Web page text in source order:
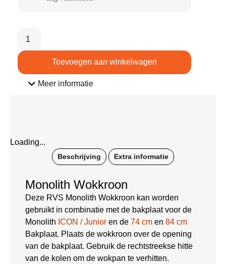
Toevoegen aan winkelwagen
Meer informatie
Loading...
Beschrijving Extra informatie
Monolith Wokkroon
Deze RVS Monolith Wokkroon kan worden
gebruikt in combinatie met de bakplaat voor de
Monolith ICON / Junior en de 74 cm en 84 cm
Bakplaat. Plaats de wokkroon over de opening
van de bakplaat. Gebruik de rechtstreekse hitte
van de kolen om de wokpan te verhitten.